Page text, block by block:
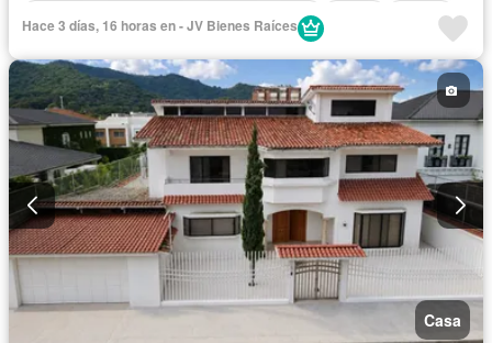
Acceso para personas con discapacidad
Parrilla
Seguridad
Cancha de tenis
Área para niños
Cocina integral
Cocina equipada
Completamente amoblado
Hace 3 días, 16 horas en - JV Bienes Raíces
Casa